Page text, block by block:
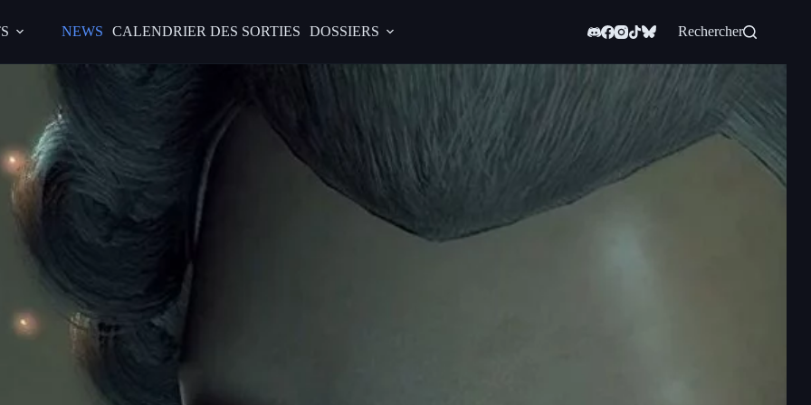
NEWS CALENDRIER DES SORTIES DOSSIERS Rechercher